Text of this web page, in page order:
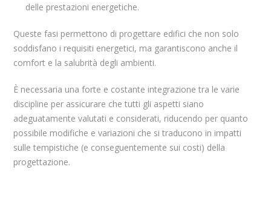
delle prestazioni energetiche.
Queste fasi permettono di progettare edifici che non solo
soddisfano i requisiti energetici, ma garantiscono anche il
comfort e la salubrità degli ambienti.
È necessaria una forte e costante integrazione tra le varie
discipline per assicurare che tutti gli aspetti siano
adeguatamente valutati e considerati, riducendo per quanto
possibile modifiche e variazioni che si traducono in impatti
sulle tempistiche (e conseguentemente sui costi) della
progettazione.